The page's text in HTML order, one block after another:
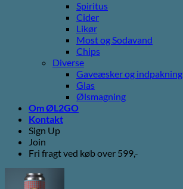
Spiritus
Cider
Likør
Most og Sodavand
Chips
Diverse
Gaveæsker og indpakning
Glas
Ølsmagning
Om ØL2GO
Kontakt
Sign Up
Join
Fri fragt ved køb over 599,-